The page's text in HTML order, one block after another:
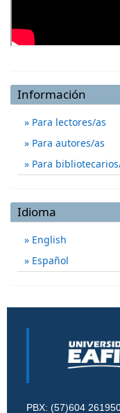
Información
Para lectores/as
Para autores/as
Para
Idioma
English
Español
PBX: (57)604